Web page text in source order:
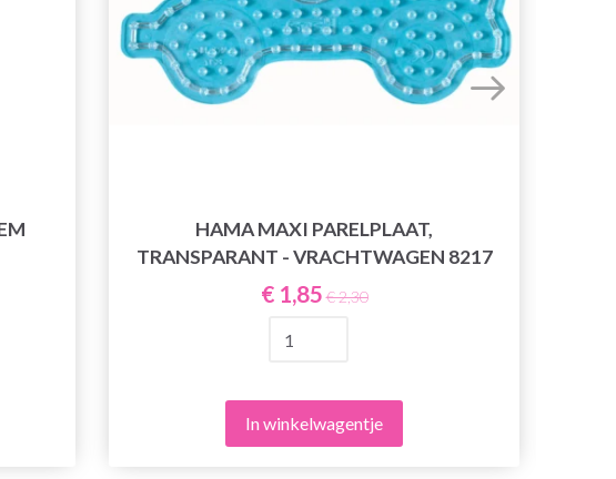
HAMA MAXI PARELPLAAT,
TRANSPARANT - VRACHTWAGEN 8217
€ 1,85 € 2,30
In winkelwagentje